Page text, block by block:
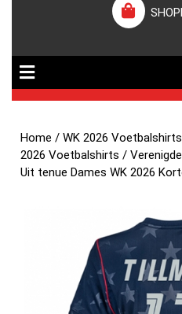
Home /WK 2026 Voetbalshirts
2026 Voetbalshirts /
Uit tenue Dames WK 2026